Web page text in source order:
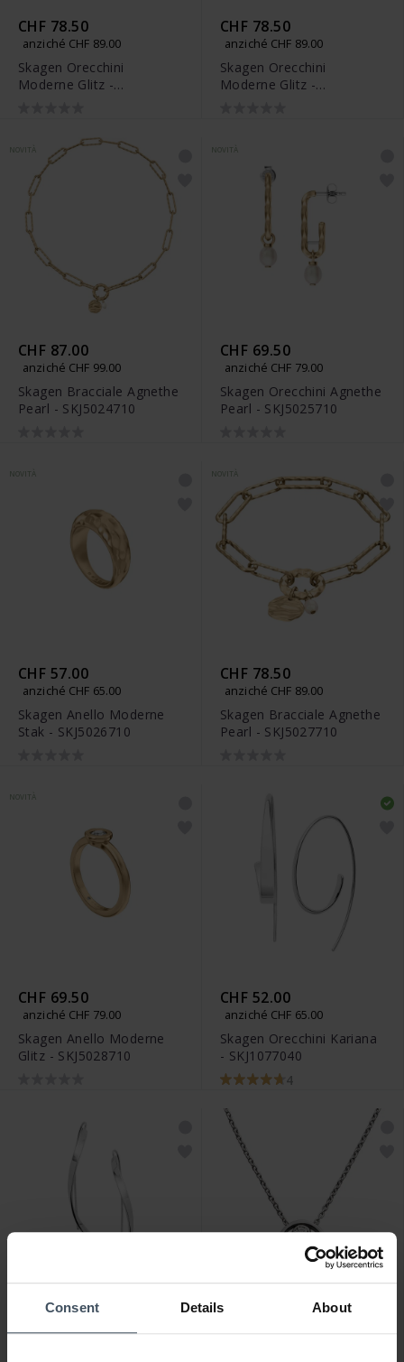
Consent Details About
CHF 78.50
anziché CHF 89.00
Skagen Orecchini
Moderne Glitz -
CHF 78.50
anziché CHF 89.00
Skagen Orecchini
Moderne Glitz -
NOVITÀ
CHF 87.00
anziché CHF 99.00
Skagen Bracciale Agnethe
Pearl - SKJ5024710
NOVITÀ
CHF 69.50
anziché CHF 79.00
Skagen Orecchini Agnethe
Pearl - SKJ5025710
NOVITÀ
CHF 57.00
anziché CHF 65.00
Skagen Anello Moderne
Stak - SKJ5026710
NOVITÀ
CHF 78.50
anziché CHF 89.00
Skagen Bracciale Agnethe
Pearl - SKJ5027710
NOVITÀ
CHF 69.50
anziché CHF 79.00
Skagen Anello Moderne
Glitz - SKJ5028710
CHF 52.00
anziché CHF 65.00
Skagen Orecchini Kariana
- SKJ1077040
4
anziché CHF 65.00